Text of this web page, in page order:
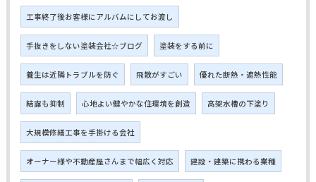
工事終了後お客様にアルバムにしてお渡し
手抜きをしない塗装会社☆ブログ 塗装をする前に
養生は近隣トラブルを防ぐ 飛散がすごい 優れた断熱・遮熱性能
結露も抑制 心地よい健やかな住環境を創造 高架水槽の下塗り
大規模修繕工事を手掛ける会社
オーナー様や不動産屋さんまで幅広く対応 建設・建築に携わる業種